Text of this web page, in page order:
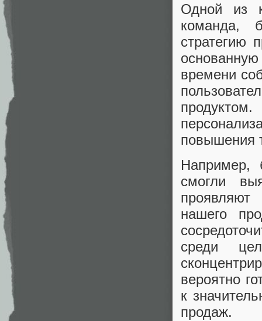
Одной из
команда,
стратегию
времени
повышения
Например,
смогли
нашего
среди
вероятно
к
продаж.